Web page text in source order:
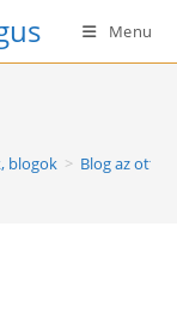
Menu
blogok > Blog az